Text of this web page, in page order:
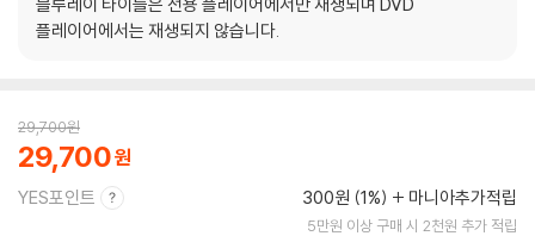
플레이어에서는 재생되지 않습니다.
29,700원
29,700
YES포인트 300원 (1%) 마니아추가적립
5만원 이상 구매 시 2천원 추가 적립